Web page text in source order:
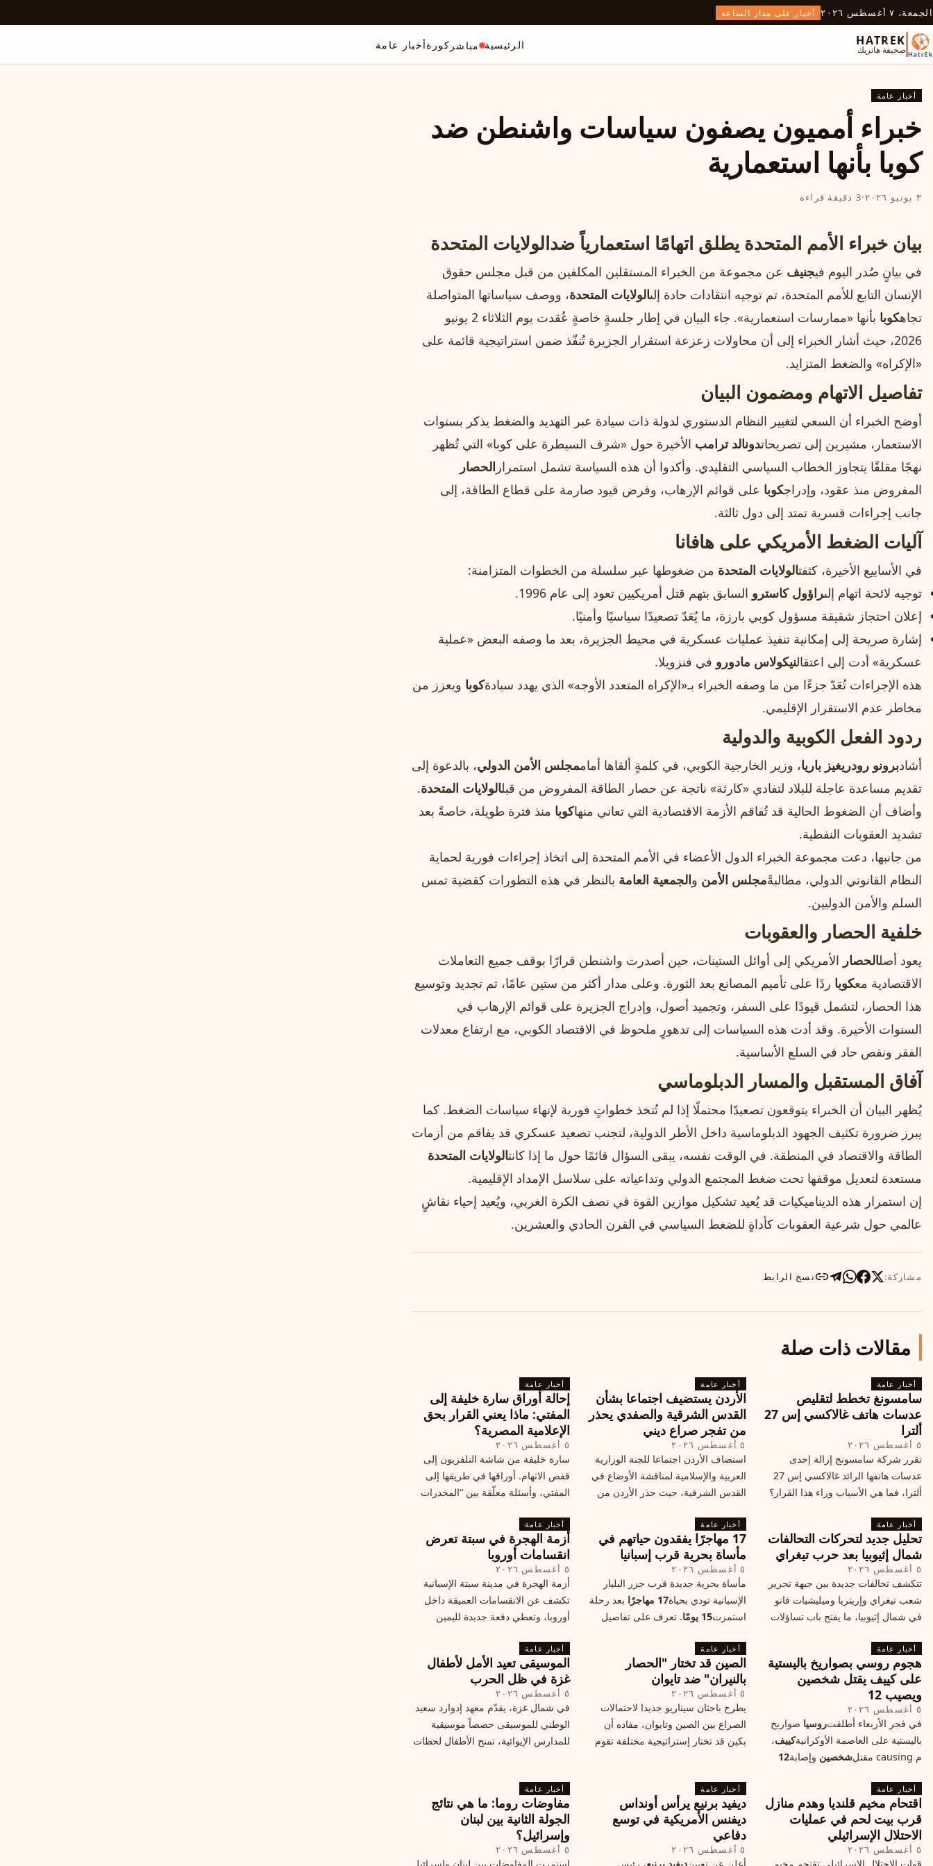
الجمعة، ٧ أغسطس ٢٠٢٦ أخبار على مدار الساعة
HATREK
صحيفة هاتريك الرئيسية مباشر كورةأخبار عامة
أخبار عامة
خبراء أمميون يصفون سياسات واشنطن ضد
كوبا بأنها استعمارية
٣ يونيو ٢٠٢٦ ·3 دقيقة قراءة
بيان خبراء الأمم المتحدة يطلق اتهامًا استعمارياً ضدالولايات المتحدة
في بيانٍ صُدر اليوم فيجنيف عن مجموعة من الخبراء المستقلين المكلفين من قبل مجلس حقوق
الإنسان التابع للأمم المتحدة، تم توجيه انتقادات حادة إلىالولايات المتحدة، ووصف سياساتها المتواصلة
تجاهكوبا
بأنها «ممارسات استعمارية». جاء البيان في إطار جلسةٍ خاصةٍ عُقدت يوم الثلاثاء 2 يونيو
2026، حيث أشار الخبراء إلى أن محاولات زعزعة استقرار الجزيرة تُنفّذ ضمن استراتيجية قائمة على
«الإكراه» والضغط المتزايد.
تفاصيل الاتهام ومضمون البيان
أوضح الخبراء أن السعي لتغيير النظام الدستوري لدولة ذات سيادة عبر التهديد والضغط يذكر بسنوات
الاستعمار، مشيرين إلى تصريحاتدونالد ترامب الأخيرة حول «شرف السيطرة على كوبا» التي تُظهر
نهجًا مقلقًا يتجاوز الخطاب السياسي التقليدي. وأكدوا أن هذه السياسة تشمل استمرار الحصار
المفروض منذ عقود، وإدراجكوبا على قوائم الإرهاب، وفرض قيود صارمة على قطاع الطاقة، إلى
جانب إجراءات قسرية تمتد إلى دول ثالثة.
آليات الضغط الأمريكي على هافانا
في الأسابيع الأخيرة، كثفتالولايات المتحدة من ضغوطها عبر سلسلة من الخطوات المتزامنة:
توجيه لائحة اتهام إلىراؤول كاسترو السابق بتهم قتل أمريكيين تعود إلى عام 1996.
إعلان احتجاز شقيقة مسؤول كوبي بارزة، ما يُعَدّ تصعيدًا سياسيًا وأمنيًا.
إشارة صريحة إلى إمكانية تنفيذ عمليات عسكرية في محيط الجزيرة، بعد ما وصفه البعض «عملية
عسكرية» أدت إلى اعتقالنيكولاس مادورو في فنزويلا.
هذه الإجراءات تُعَدّ جزءًا من ما وصفه الخبراء بـ«الإكراه المتعدد الأوجه» الذي يهدد سيادةكوبا ويعزز من
مخاطر عدم الاستقرار الإقليمي.
ردود الفعل الكوبية والدولية
أشادبرونو رودريغيز باريا، وزير الخارجية الكوبي، في كلمةٍ ألقاها أماممجلس الأمن الدولي، بالدعوة إلى
تقديم مساعدة عاجلة للبلاد لتفادي «كارثة» ناتجة عن حصار الطاقة المفروض من قبلالولايات المتحدة.
وأضاف أن الضغوط الحالية قد تُفاقم الأزمة الاقتصادية التي تعاني منهاكوبا منذ فترة طويلة، خاصةً بعد
تشديد العقوبات النفطية.
من جانبها، دعت مجموعة الخبراء الدول الأعضاء في الأمم المتحدة إلى اتخاذ إجراءات فورية لحماية
النظام القانوني الدولي، مطالبةًمجلس الأمن والجمعية العامة بالنظر في هذه التطورات كقضية تمس
السلم والأمن الدوليين.
خلفية الحصار والعقوبات
يعود أصلالحصار الأمريكي إلى أوائل الستينات، حين أصدرت واشنطن قرارًا بوقف جميع التعاملات
الاقتصادية معكوبا ردًا على تأميم المصانع بعد الثورة. وعلى مدار أكثر من ستين عامًا، تم تجديد وتوسيع
هذا الحصار، لتشمل قيودًا على السفر، وتجميد أصول، وإدراج الجزيرة على قوائم الإرهاب في
السنوات الأخيرة. وقد أدت هذه السياسات إلى تدهورٍ ملحوظ في الاقتصاد الكوبي، مع ارتفاع معدلات
الفقر ونقص حاد في السلع الأساسية.
آفاق المستقبل والمسار الدبلوماسي
يُظهر البيان أن الخبراء يتوقعون تصعيدًا محتملًا إذا لم تُتخذ خطواتٍ فورية لإنهاء سياسات الضغط. كما
يبرز ضرورة تكثيف الجهود الدبلوماسية داخل الأطر الدولية، لتجنب تصعيد عسكري قد يفاقم من أزمات
الطاقة والاقتصاد في المنطقة. في الوقت نفسه، يبقى السؤال قائمًا حول ما إذا كانتالولايات المتحدة
مستعدة لتعديل موقفها تحت ضغط المجتمع الدولي وتداعياته على سلاسل الإمداد الإقليمية.
إن استمرار هذه الديناميكيات قد يُعيد تشكيل موازين القوة في نصف الكرة الغربي، ويُعيد إحياء نقاشٍ
عالمي حول شرعية العقوبات كأداةٍ للضغط السياسي في القرن الحادي والعشرين.
مشاركة: نسخ الرابط
مقالات ذات صلة
أخبار عامة
سامسونغ تخطط لتقليص
عدسات هاتف غالاكسي إس 27
ألترا
٥ أغسطس ٢٠٢٦
تقرر شركة سامسونج إزالة إحدى
عدسات هاتفها الرائد غالاكسي إس 27
ألترا، فما هي الأسباب وراء هذا القرار؟
الأندرويد الأغلى في السوق؟
أخبار عامة
الأردن يستضيف اجتماعا بشأن
القدس الشرقية والصفدي يحذر
من تفجر صراع ديني
٥ أغسطس ٢٠٢٦
استضاف الأردن اجتماعا للجنة الوزارية
العربية والإسلامية لمناقشة الأوضاع في
القدس الشرقية، حيث حذر الأردن من
الدول إلى الامتناع عن نقل سفاراتها إلى
القدس، ما يزيد التوتر في المنطقة
أخبار عامة
إحالة أوراق سارة خليفة إلى
المفتي: ماذا يعني القرار بحق
الإعلامية المصرية؟
٥ أغسطس ٢٠٢٦
سارة خليفة من شاشة التلفزيون إلى
قفص الاتهام. أوراقها في طريقها إلى
المفتي، وأسئلة معلّقة بين “المخدرات
أخبار عامة
تحليل جديد لتحركات التحالفات
شمال إثيوبيا بعد حرب تيغراي
٥ أغسطس ٢٠٢٦
تتكشف تحالفات جديدة بين جبهة تحرير
شعب تيغراي وإريتريا وميليشيات فانو
في شمال إثيوبيا، ما يفتح باب تساؤلات
الخريطة السياسية.
أخبار عامة
17 مهاجرًا يفقدون حياتهم في
مأساة بحرية قرب إسبانيا
٥ أغسطس ٢٠٢٦
مأساة بحرية جديدة قرب جزر البليار
الإسبانية تودي بحياة17 مهاجرًا
بعد رحلة
استمرت15 يومًا
. تعرف على تفاصيل
أخبار عامة
أزمة الهجرة في سبتة تعرض
انقسامات أوروبا
٥ أغسطس ٢٠٢٦
أزمة الهجرة في مدينة سبتة الإسبانية
تكشف عن الانقسامات العميقة داخل
أوروبا، وتعطي دفعة جديدة لليمين
الأوروبي لاستغلال هشاشة موقفه، فما
هي الآثار السياسية لهذه الأزمة؟
أخبار عامة
هجوم روسي بصواريخ باليستية
على كييف يقتل شخصين
ويصيب 12
٥ أغسطس ٢٠٢٦
في فجر الأربعاء أطلقتروسيا صواريخ
باليستية على العاصمة الأوكرانيةكييف،
م causing مقتل
شخصين وإصابة12
المدني. تفاصيل الهجوم وتداعياته.
أخبار عامة
الصين قد تختار "الحصار
بالنيران" ضد تايوان
٥ أغسطس ٢٠٢٦
يطرح باحثان سيناريو جديدا لاحتمالات
الصراع بين الصين وتايوان، مفاده أن
بكين قد تختار إستراتيجية مختلفة تقوم
"الحصار بالنيران
أخبار عامة
الموسيقى تعيد الأمل لأطفال
غزة في ظل الحرب
٥ أغسطس ٢٠٢٦
في شمال غزة، يقدّم معهد إدوارد سعيد
الوطني للموسيقى حصصاً موسيقية
للمدارس الإيوائية، تمنح الأطفال لحظات
أخبار عامة
اقتحام مخيم قلنديا وهدم منازل
قرب بيت لحم في عمليات
الاحتلال الإسرائيلي
٥ أغسطس ٢٠٢٦
أخبار عامة
ديفيد برنيع يرأس أونداس
ديفنس الأمريكية في توسع
دفاعي
٥ أغسطس ٢٠٢٦
أخبار عامة
مفاوضات روما: ما هي نتائج
الجولة الثانية بين لبنان
وإسرائيل؟
٥ أغسطس ٢٠٢٦